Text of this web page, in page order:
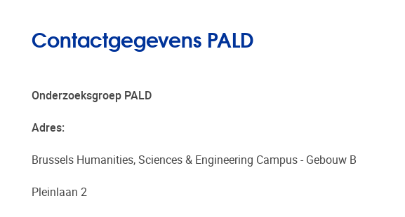
Contactgegevens PALD
Onderzoeksgroep PALD
Adres:
Brussels Humanities, Sciences & Engineering Campus - Gebouw B
Pleinlaan 2